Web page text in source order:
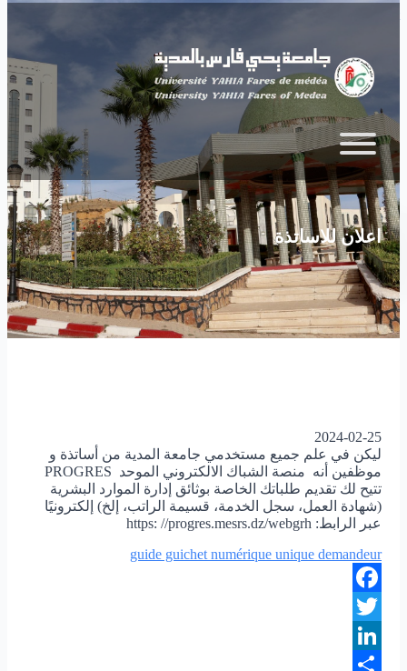
اعلان للاساتذة
2024-02-25
ليكن في علم جميع مستخدمي جامعة المدية من أساتذة و
موظفين أنه منصة الشباك الالكتروني الموحد PROGRES
تتيح لك تقديم طلباتك الخاصة بوثائق إدارة الموارد البشرية
(شهادة العمل، سجل الخدمة، قسيمة الراتب، إلخ) إلكترونيًا
عبر الرابط: https: //progres.mesrs.dz/webgrh
guide guichet numérique unique demandeur
Facebook
Twitter
LinkedIn